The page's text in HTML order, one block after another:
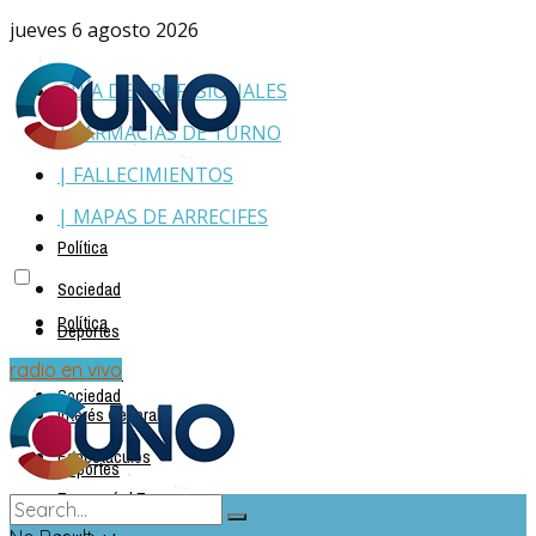
jueves 6 agosto 2026
GUÍA DE PROFESIONALES
| FARMACIAS DE TURNO
| FALLECIMIENTOS
| MAPAS DE ARRECIFES
Política
Sociedad
Deportes
Policiales
Interés General
Espectáculos
Economía | Empresas
Política
Sociedad
Deportes
radio en vivo